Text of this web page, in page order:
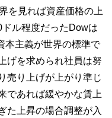
を見れば資産価格の上
ル程度だったDowは
本主義が世界の標準で
げを求められ社員は努
売り上げが上がり準じ
であれば緩やかな賃上
た上昇の場合調整が入